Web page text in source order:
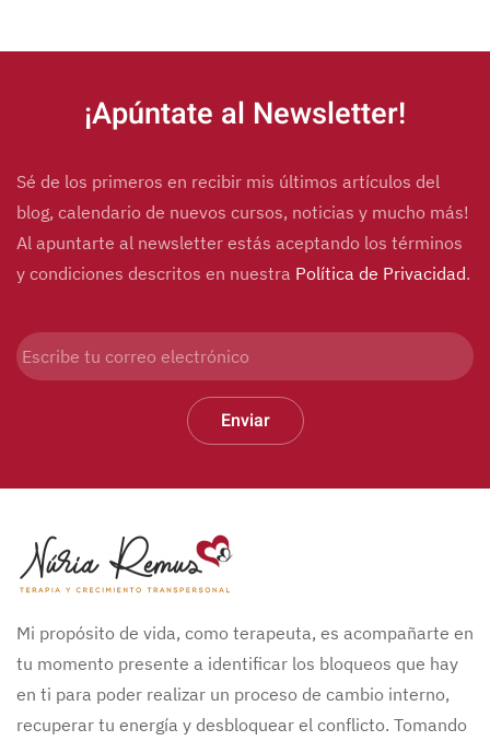
¡Apúntate al Newsletter!
Sé de los primeros en recibir mis últimos artículos del
blog, calendario de nuevos cursos, noticias y mucho más!
Al apuntarte al newsletter estás aceptando los términos
y condiciones descritos en nuestra Política de Privacidad.
Enviar
Mi propósito de vida, como terapeuta, es acompañarte en
tu momento presente a identificar los bloqueos que hay
en ti para poder realizar un proceso de cambio interno,
recuperar tu energía y desbloquear el conflicto. Tomando